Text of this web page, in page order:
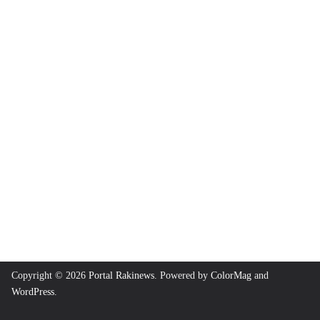
Copyright © 2026 Portal Rakinews. Powered by ColorMag and
WordPress.